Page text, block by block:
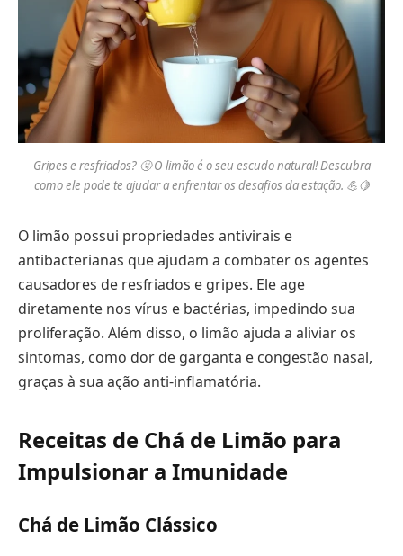
Gripes e resfriados? 🤧 O limão é o seu escudo natural! Descubra
como ele pode te ajudar a enfrentar os desafios da estação. 💪🍋
O limão possui propriedades antivirais e
antibacterianas que ajudam a combater os agentes
causadores de resfriados e gripes. Ele age
diretamente nos vírus e bactérias, impedindo sua
proliferação. Além disso, o limão ajuda a aliviar os
sintomas, como dor de garganta e congestão nasal,
graças à sua ação anti-inflamatória.
Receitas de Chá de Limão para
Impulsionar a Imunidade
Chá de Limão Clássico